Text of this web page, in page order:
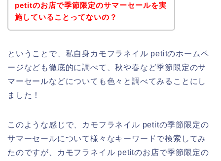
petitのお店で季節限定のサマーセールを実
施していることってないの？
ということで、私自身カモフラネイル petitのホームペ
ージなども徹底的に調べて、秋や春など季節限定のサ
マーセールなどについても色々と調べてみることにし
ました！
このような感じで、カモフラネイル petitの季節限定の
サマーセールについて様々なキーワードで検索してみ
たのですが、カモフラネイル petitのお店で季節限定の